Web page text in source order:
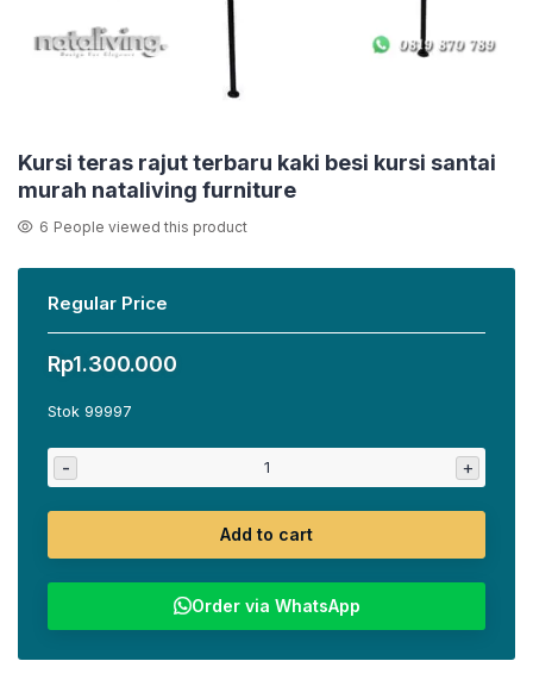
Kursi teras rajut terbaru kaki besi kursi santai
murah nataliving furniture
6 People viewed this product
Regular Price
Rp1.300.000
Stok 99997
- +
Add to cart
Order via WhatsApp